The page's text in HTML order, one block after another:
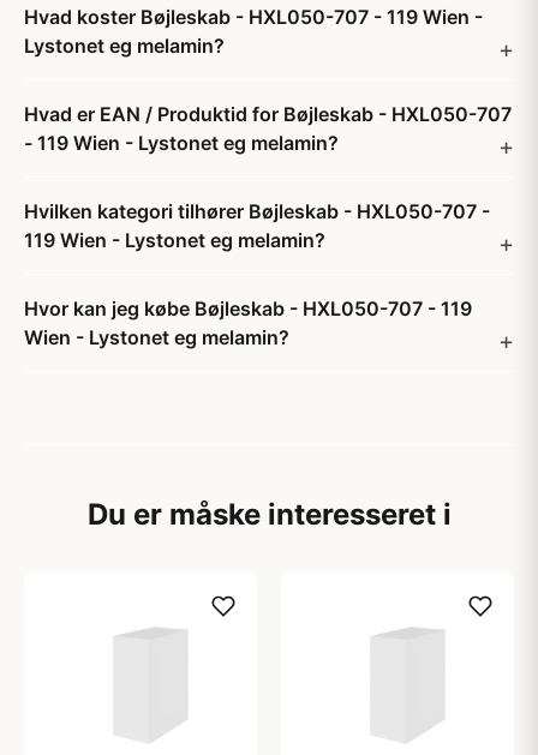
Hvad koster Bøjleskab - HXL050-707 - 119 Wien -
Lystonet eg melamin?
Hvad er EAN / Produktid for Bøjleskab - HXL050-707
- 119 Wien - Lystonet eg melamin?
Hvilken kategori tilhører Bøjleskab - HXL050-707 -
119 Wien - Lystonet eg melamin?
Hvor kan jeg købe Bøjleskab - HXL050-707 - 119
Wien - Lystonet eg melamin?
Du er måske interesseret i